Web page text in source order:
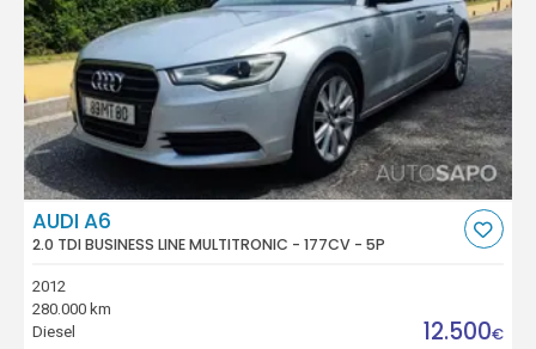
AUDI A6
2.0 TDI BUSINESS LINE MULTITRONIC - 177CV - 5P
2012
280.000 km
Diesel
12.500€